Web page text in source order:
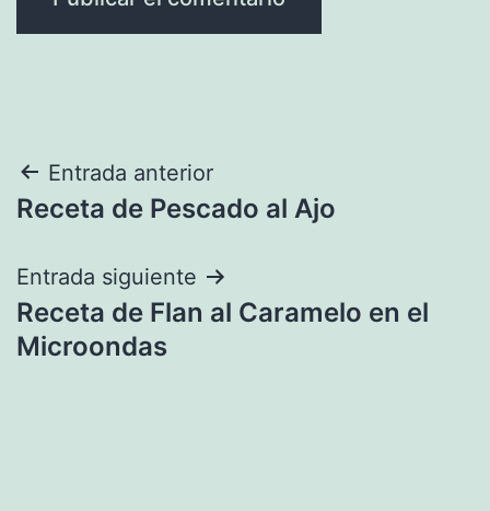
Navegación
de
entradas
Entrada anterior
Receta de Pescado al Ajo
Entrada siguiente
Receta de Flan al Caramelo en el
Microondas